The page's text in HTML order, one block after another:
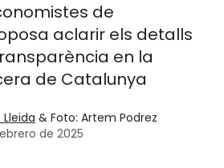
de
aclarir els detalls
en la
de Catalunya
& Foto: Artem Podrez
de 2025